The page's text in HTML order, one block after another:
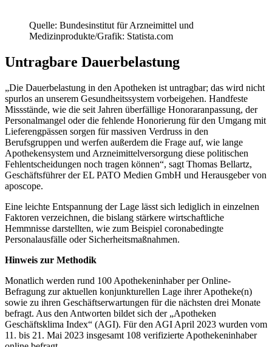
Quelle: Bundesinstitut für Arzneimittel und
Medizinprodukte/Grafik: Statista.com
Untragbare Dauerbelastung
„Die Dauerbelastung in den Apotheken ist untragbar; das wird nicht
spurlos an unserem Gesundheitssystem vorbeigehen. Handfeste
Missstände, wie die seit Jahren überfällige Honoraranpassung, der
Personalmangel oder die fehlende Honorierung für den Umgang mit
Lieferengpässen sorgen für massiven Verdruss in den
Berufsgruppen und werfen außerdem die Frage auf, wie lange
Apothekensystem und Arzneimittelversorgung diese politischen
Fehlentscheidungen noch tragen können“, sagt Thomas Bellartz,
Geschäftsführer der EL PATO Medien GmbH und Herausgeber von
aposcope.
Eine leichte Entspannung der Lage lässt sich lediglich in einzelnen
Faktoren verzeichnen, die bislang stärkere wirtschaftliche
Hemmnisse darstellten, wie zum Beispiel coronabedingte
Personalausfälle oder Sicherheitsmaßnahmen.
Hinweis zur Methodik
Monatlich werden rund 100 Apothekeninhaber per Online-
Befragung zur aktuellen konjunkturellen Lage ihrer Apotheke(n)
sowie zu ihren Geschäftserwartungen für die nächsten drei Monate
befragt. Aus den Antworten bildet sich der „Apotheken
Geschäftsklima Index“ (AGI). Für den AGI April 2023 wurden vom
11. bis 21. Mai 2023 insgesamt 108 verifizierte Apothekeninhaber